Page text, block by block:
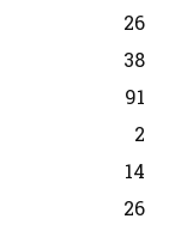
26
38
91
2
14
26